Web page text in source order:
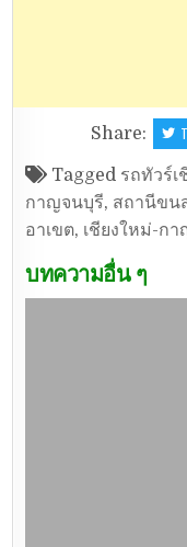
Share:
Tagged รถทัวร์
กาญจนบุรี, สถานีขน
อาเขต, เชียงใหม่-ก
บทความอื่น ๆ